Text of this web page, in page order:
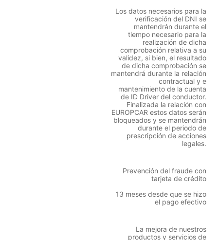
Los datos necesarios para la
verificación del DNI se
mantendrán durante el
tiempo necesario para la
realización de dicha
comprobación relativa a su
validez, si bien, el resultado
de dicha comprobación se
mantendrá durante la relación
contractual y e
mantenimiento de la cuenta
de ID Driver del conductor.
Finalizada la relación con
EUROPCAR estos datos serán
bloqueados y se mantendrán
durante el periodo de
prescripción de acciones
legales.
Prevención del fraude con
tarjeta de crédito
13 meses desde que se hizo
el pago efectivo
La mejora de nuestros
productos y servicios de